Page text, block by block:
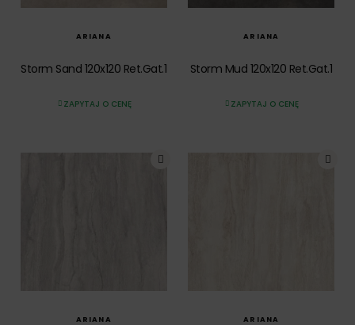
ARIANA
Storm Sand 120x120 Ret.Gat.1
ZAPYTAJ O CENĘ
ARIANA
Storm Mud 120x120 Ret.Gat.1
ZAPYTAJ O CENĘ
ARIANA
SZYBKI PODGLĄD
ARIANA